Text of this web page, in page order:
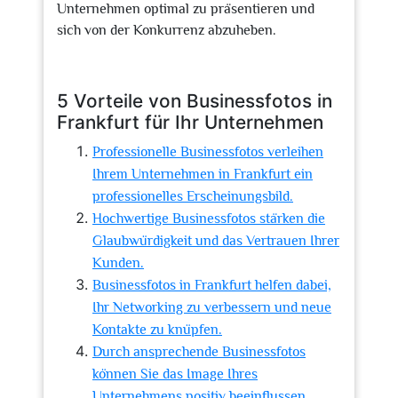
Unternehmen optimal zu präsentieren und
sich von der Konkurrenz abzuheben.
5 Vorteile von Businessfotos in
Frankfurt für Ihr Unternehmen
Professionelle Businessfotos verleihen
Ihrem Unternehmen in Frankfurt ein
professionelles Erscheinungsbild.
Hochwertige Businessfotos stärken die
Glaubwürdigkeit und das Vertrauen Ihrer
Kunden.
Businessfotos in Frankfurt helfen dabei,
Ihr Networking zu verbessern und neue
Kontakte zu knüpfen.
Durch ansprechende Businessfotos
können Sie das Image Ihres